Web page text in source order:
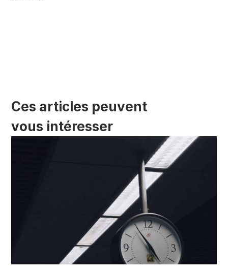
Ces articles peuvent
vous intéresser